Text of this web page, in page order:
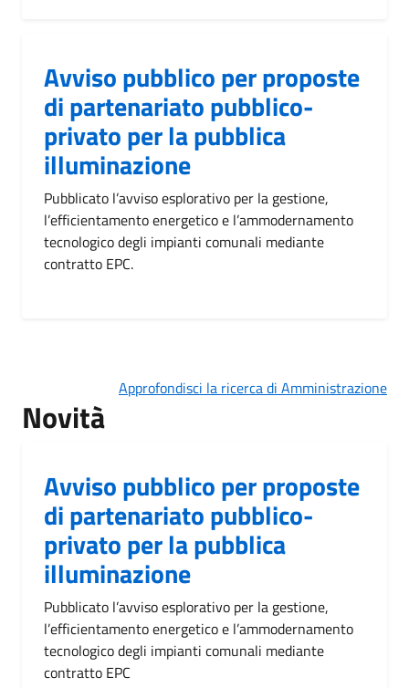
Avviso pubblico per proposte
di partenariato pubblico-
privato per la pubblica
illuminazione
Pubblicato l’avviso esplorativo per la gestione,
l’efficientamento energetico e l’ammodernamento
tecnologico degli impianti comunali mediante
contratto EPC.
Approfondisci la ricerca di Amministrazione
Novità
Avviso pubblico per proposte
di partenariato pubblico-
privato per la pubblica
illuminazione
Pubblicato l’avviso esplorativo per la gestione,
l’efficientamento energetico e l’ammodernamento
tecnologico degli impianti comunali mediante
contratto EPC